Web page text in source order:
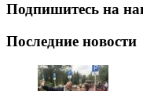
Подпишитесь на
Последние новости